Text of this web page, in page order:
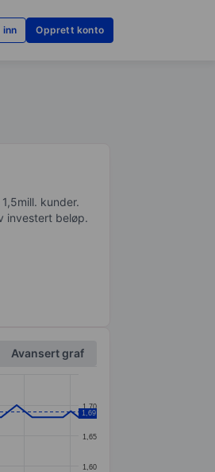
inn Opprett konto
kunder.
investert beløp.
Avansert graf
1,60
1,65
1,70
1,69